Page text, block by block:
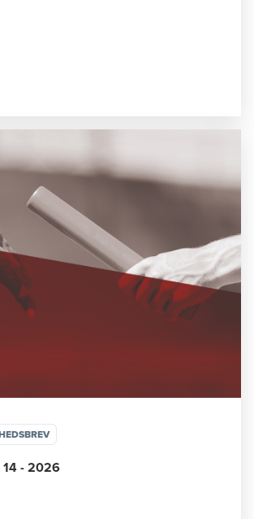
14 - 2026